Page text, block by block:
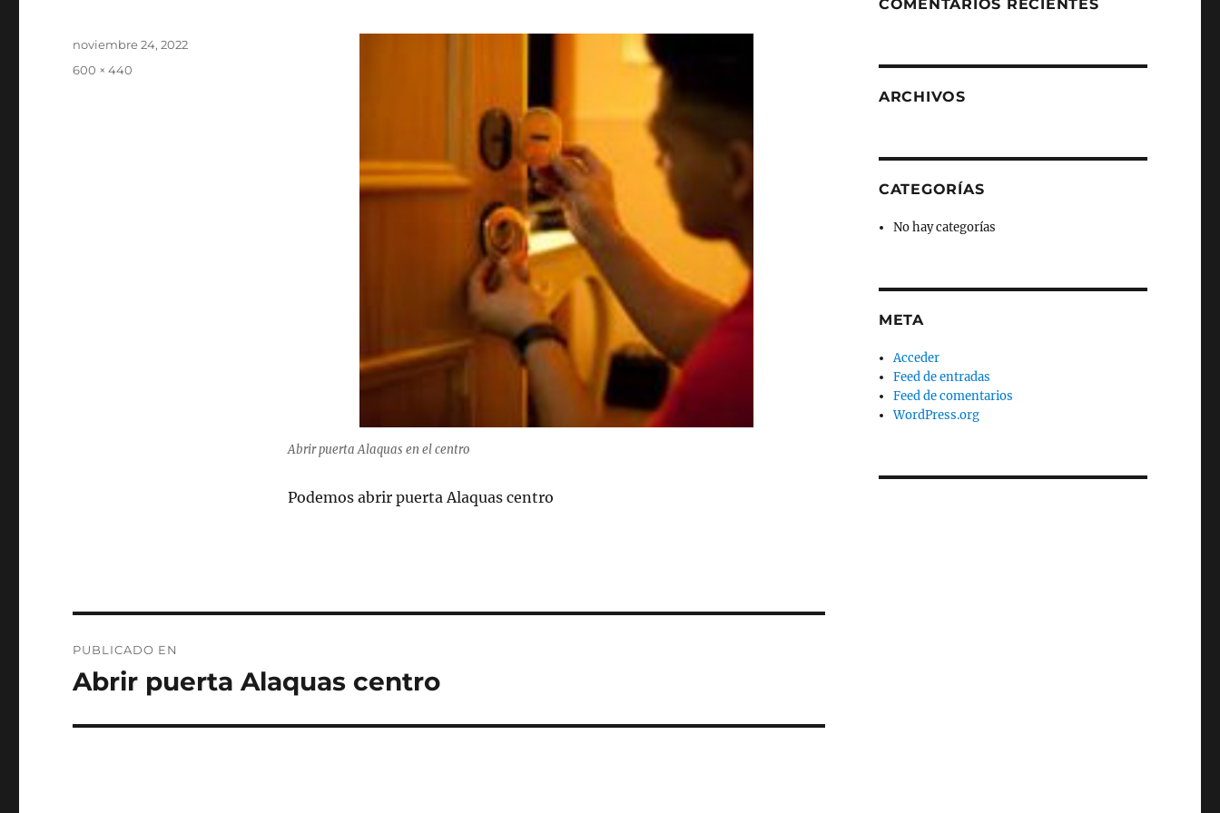
Abrir puerta Alaquas en el centro
Podemos abrir puerta Alaquas centro
Publicado
noviembre 24, 2022
Tamaño
600 × 440
de
PUBLICADO EN
Abrir puerta Alaquas centro
COMENTARIOS RECIENTES
ARCHIVOS
CATEGORÍAS
No hay categorías
META
Acceder
Feed de entradas
Feed de comentarios
WordPress.org